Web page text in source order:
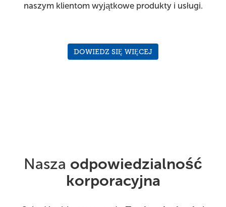
naszym klientom wyjątkowe produkty i usługi.
DOWIEDZ SIĘ WIĘCEJ
Nasza odpowiedzialność
korporacyjna